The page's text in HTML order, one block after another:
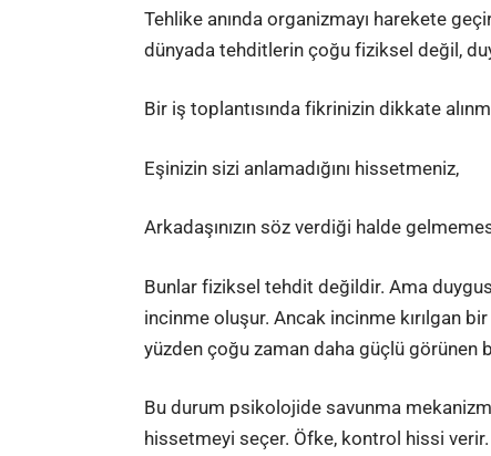
Tehlike anında organizmayı harekete
dünyada tehditlerin çoğu fiziksel değil,
Bir iş toplantısında fikrinizin dikkate
Eşinizin sizi anlamadığını hissetmeniz,
Arkadaşınızın söz verdiği halde
Bunlar fiziksel tehdit değildir. Ama
incinme oluşur. Ancak incinme kırılgan
yüzden çoğu zaman daha güçlü görünen
Bu durum psikolojide savunma
hissetmeyi seçer. Öfke, kontrol hissi